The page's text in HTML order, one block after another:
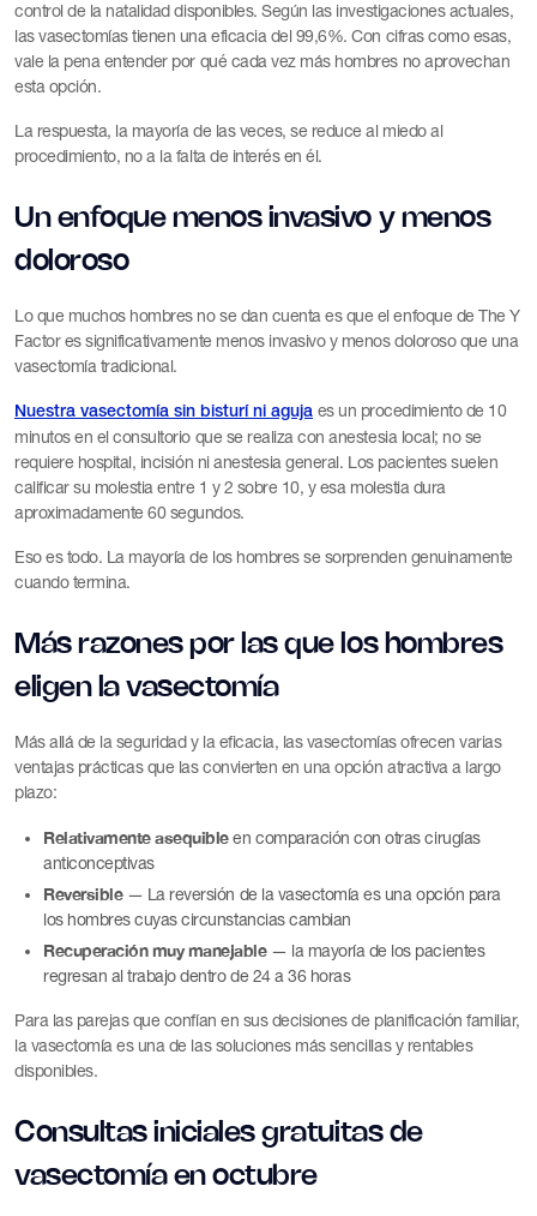
control de la natalidad disponibles. Según las investigaciones actuales,
las vasectomías tienen una eficacia del 99,6%. Con cifras como esas,
vale la pena entender por qué cada vez más hombres no aprovechan
esta opción.
La respuesta, la mayoría de las veces, se reduce al miedo al
procedimiento, no a la falta de interés en él.
Un enfoque menos invasivo y menos
doloroso
Lo que muchos hombres no se dan cuenta es que el enfoque de The Y
Factor es significativamente menos invasivo y menos doloroso que una
vasectomía tradicional.
Nuestra vasectomía sin bisturí ni aguja es un procedimiento de 10
minutos en el consultorio que se realiza con anestesia local; no se
requiere hospital, incisión ni anestesia general. Los pacientes suelen
calificar su molestia entre 1 y 2 sobre 10, y esa molestia dura
aproximadamente 60 segundos.
Eso es todo. La mayoría de los hombres se sorprenden genuinamente
cuando termina.
Más razones por las que los hombres
eligen la vasectomía
Más allá de la seguridad y la eficacia, las vasectomías ofrecen varias
ventajas prácticas que las convierten en una opción atractiva a largo
plazo:
Relativamente asequibleen comparación con otras cirugías
anticonceptivas
Reversible— La reversión de la vasectomía es una opción para
los hombres cuyas circunstancias cambian
Recuperación muy manejable— la mayoría de los pacientes
regresan al trabajo dentro de 24 a 36 horas
Para las parejas que confían en sus decisiones de planificación familiar,
la vasectomía es una de las soluciones más sencillas y rentables
disponibles.
Consultas iniciales gratuitas de
vasectomía en octubre